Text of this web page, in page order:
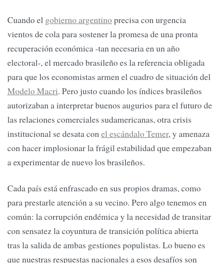
Cuando el gobierno argentinoprecisa con urgencia
vientos de cola para sostener la promesa de una pronta
recuperación económica -tan necesaria en un año
electoral-, el mercado brasileño es la referencia obligada
para que los economistas armen el cuadro de situación del
Modelo Macri. Pero justo cuando los índices brasileños
autorizaban a interpretar buenos augurios para el futuro de
las relaciones comerciales sudamericanas, otra crisis
institucional se desata conel escándalo Temer, y amenaza
con hacer implosionar la frágil estabilidad que empezaban
a experimentar de nuevo los brasileños.
Cada país está enfrascado en sus propios dramas, como
para prestarle atención a su vecino. Pero algo tenemos en
común: la corrupción endémica y la necesidad de transitar
con sensatez la coyuntura de transición política abierta
tras la salida de ambas gestiones populistas. Lo bueno es
que nuestras respuestas nacionales a esos desafíos son